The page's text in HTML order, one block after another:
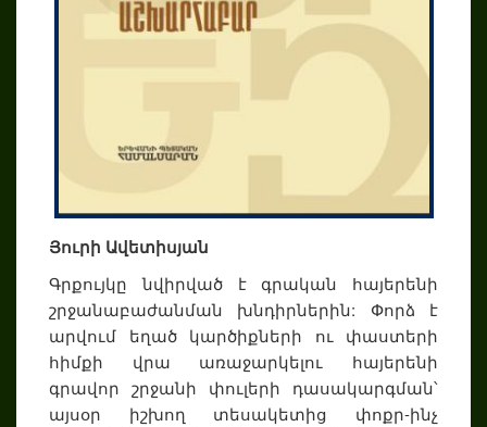
Յուրի Ավետիսյան
Գրքույկը նվիրված է գրական հայերենի
շրջանաբաժանման խնդիրներին: Փորձ է
արվում եղած կարծիքների ու փաստերի
հիմքի վրա առաջարկելու հայերենի
գրավոր շրջանի փուլերի դասակարգման՝
այսօր իշխող տեսակետից փոքր-ինչ